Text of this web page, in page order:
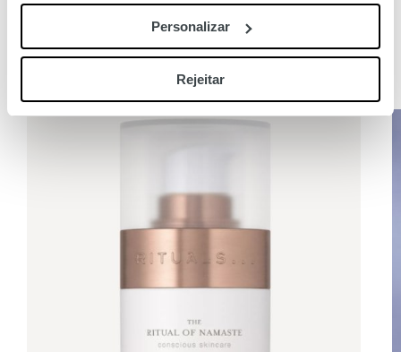
Personalizar
Rejeitar
idade, ajuda a reduzir as manchas escuras.